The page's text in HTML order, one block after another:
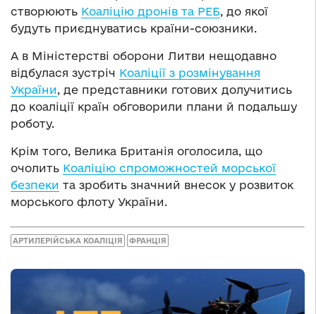
створюють Коаліцію дронів та РЕБ, до якої
будуть приєднуватись країни-союзники.
А в Міністерстві оборони Литви нещодавно
відбулася зустріч Коаліції з розмінування
України, де представники готових долучитись
до коаліції країн обговорили плани й подальшу
роботу.
Крім того, Велика Британія оголосила, що
очолить Коаліцію спроможностей морської
безпеки та зробить значний внесок у розвиток
морського флоту України.
АРТИЛЕРІЙСЬКА КОАЛІЦІЯ ФРАНЦІЯ